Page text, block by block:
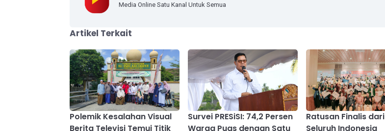
Media Online Satu Kanal Untuk Semua
Artikel Terkait
Polemik Kesalahan Visual
Berita Televisi Temui Titik
Survei PRESiSI: 74,2 Persen
Warga Puas dengan Satu
Ratusan Finalis dari
Seluruh Indonesia